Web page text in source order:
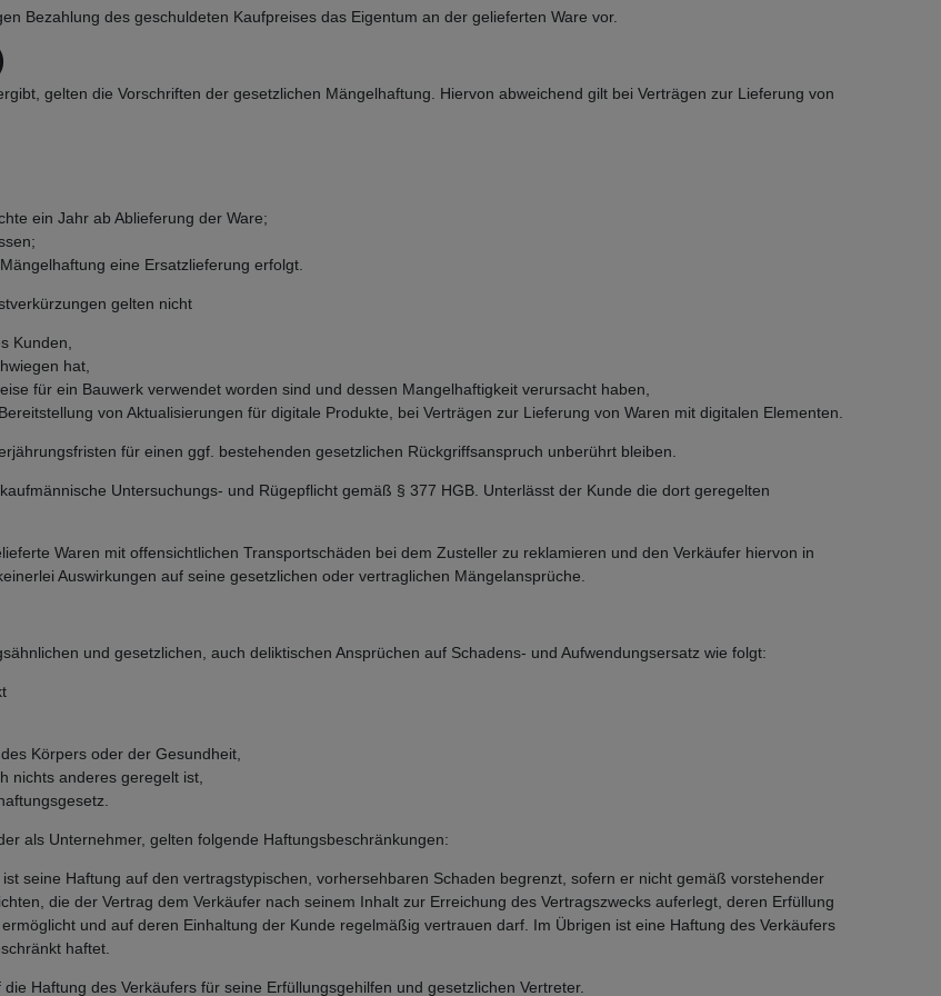
Bezahlung des geschuldeten Kaufpreises das Eigentum an der gelieferten Ware vor.
gelten die Vorschriften der gesetzlichen Mängelhaftung. Hiervon abweichend gilt bei Verträgen zur Lieferung von
ein Jahr ab Ablieferung der Ware;
eine Ersatzlieferung erfolgt.
gelten nicht
Kunden,
hat,
für ein Bauwerk verwendet worden sind und dessen Mangelhaftigkeit verursacht haben,
von Aktualisierungen für digitale Produkte, bei Verträgen zur Lieferung von Waren mit digitalen Elementen.
für einen ggf. bestehenden gesetzlichen Rückgriffsanspruch unberührt bleiben.
Untersuchungs- und Rügepflicht gemäß § 377 HGB. Unterlässt der Kunde die dort geregelten
Waren mit offensichtlichen Transportschäden bei dem Zusteller zu reklamieren und den Verkäufer hiervon in
Auswirkungen auf seine gesetzlichen oder vertraglichen Mängelansprüche.
und gesetzlichen, auch deliktischen Ansprüchen auf Schadens- und Aufwendungsersatz wie folgt:
Körpers oder der Gesundheit,
nichts anderes geregelt ist,
als Unternehmer, gelten folgende Haftungsbeschränkungen:
seine Haftung auf den vertragstypischen, vorhersehbaren Schaden begrenzt, sofern er nicht gemäß vorstehender
die der Vertrag dem Verkäufer nach seinem Inhalt zur Erreichung des Vertragszwecks auferlegt, deren Erfüllung
und auf deren Einhaltung der Kunde regelmäßig vertrauen darf. Im Übrigen ist eine Haftung des Verkäufers
haftet.
Haftung des Verkäufers für seine Erfüllungsgehilfen und gesetzlichen Vertreter.